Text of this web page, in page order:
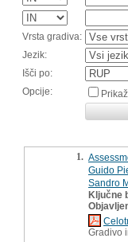
Vrsta gradiva:
Jezik:
Išči po:
Opcije:
1.
Guido
Sandro
Ključne
Gradivo